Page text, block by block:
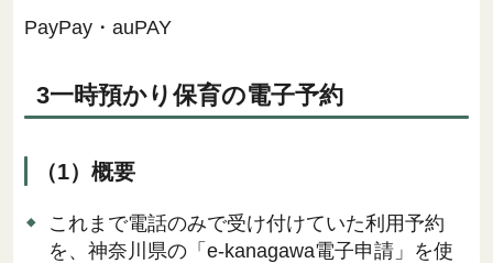
PayPay・auPAY
3一時預かり保育の電子予約
（1）概要
これまで電話のみで受け付けていた利用予約
を、神奈川県の「e-kanagawa電子申請」を使